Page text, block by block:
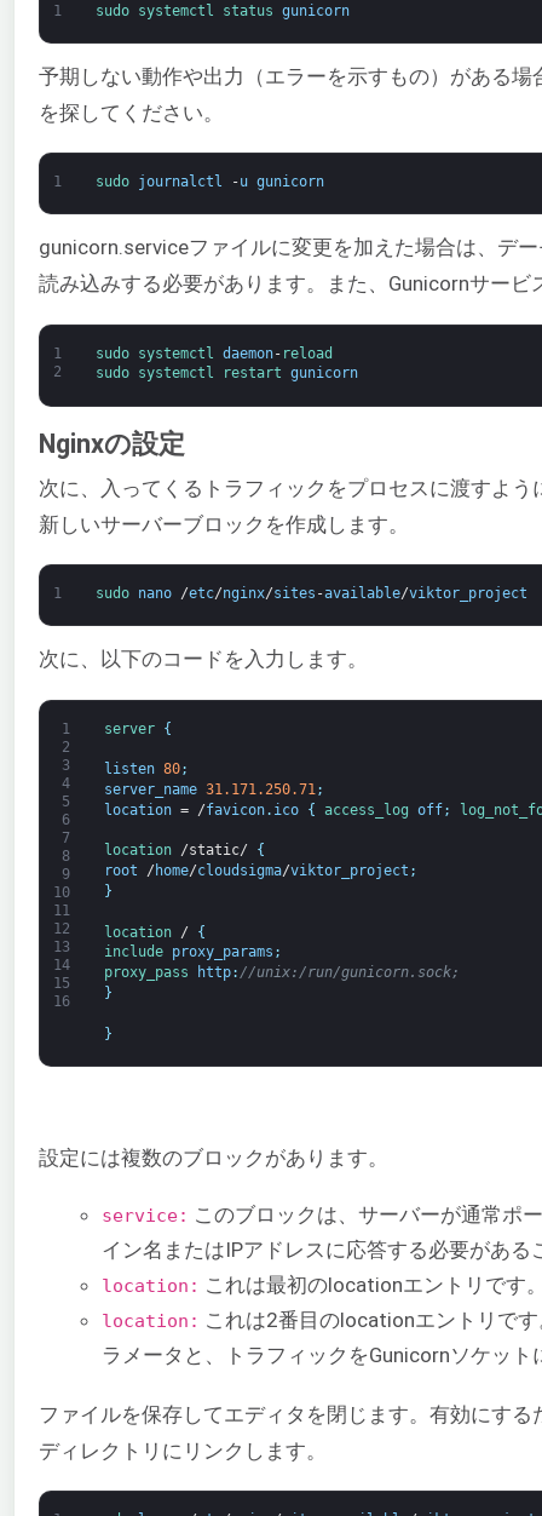
1 sudo systemctl status gunicorn
予期しない動作や出力（エラーを示すもの）がある
を探してください。
1 sudo journalctl -u gunicorn
gunicorn.serviceファイルに変更を加えた場合は、デ
読み込みする必要があります。また、Gunicornサー
1
2
sudo systemctl daemon- reload
sudo systemctl restart gunicorn
Nginxの設定
次に、入ってくるトラフィックをプロセスに渡すよ
新しいサーバーブロックを作成します。
1 sudo nano /etc/nginx/sites -available/viktor_project
次に、以下のコードを入力します。
1
2
3
4
5
6
7
8
9
10
11
12
13
14
15
16
server {
listen 80;
server_name 31.171.250.71;
location = /favicon. ico { access_log off;
location /static/
{
root
/ home/cloudsigma/viktor_project ;
}
location /
{
include proxy_params ;
proxy_pass
http: //unix:/run/gunicorn.sock;
}
}
設定には複数のブロックがあります。
service: このブロックは、サーバーが通常ポ
イン名またはIPアドレスに応答する必要がある
location: これは最初のlocationエントリです
location: これは2番目のlocationエントリで
ラメータと、トラフィックをGunicornソケッ
ファイルを保存してエディタを閉じます。有効にす
ディレクトリにリンクします。